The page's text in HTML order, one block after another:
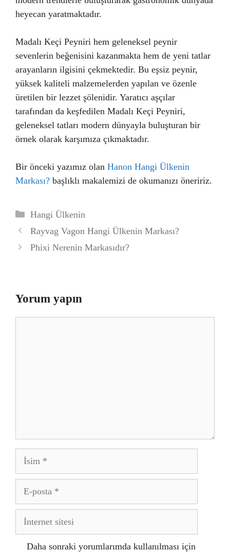
heyecan yaratmaktadır.
Madalı Keçi Peyniri hem geleneksel peynir
sevenlerin beğenisini kazanmakta hem de yeni tatlar
arayanların ilgisini çekmektedir. Bu eşsiz peynir,
yüksek kaliteli malzemelerden yapılan ve özenle
üretilen bir lezzet şölenidir. Yaratıcı aşçılar
tarafından da keşfedilen Madalı Keçi Peyniri,
geleneksel tatları modern dünyayla buluşturan bir
örnek olarak karşımıza çıkmaktadır.
Bir önceki yazımız olan Hanon Hangi Ülkenin
Markası? başlıklı makalemizi de okumanızı öneririz.
Kategoriler
Hangi Ülkenin
Rayvag Vagon Hangi Ülkenin Markası?
Phixi Nerenin Markasıdır?
Yorum yapın
İsim
posta
İnternet
Daha sonraki yorumlarımda kullanılması için